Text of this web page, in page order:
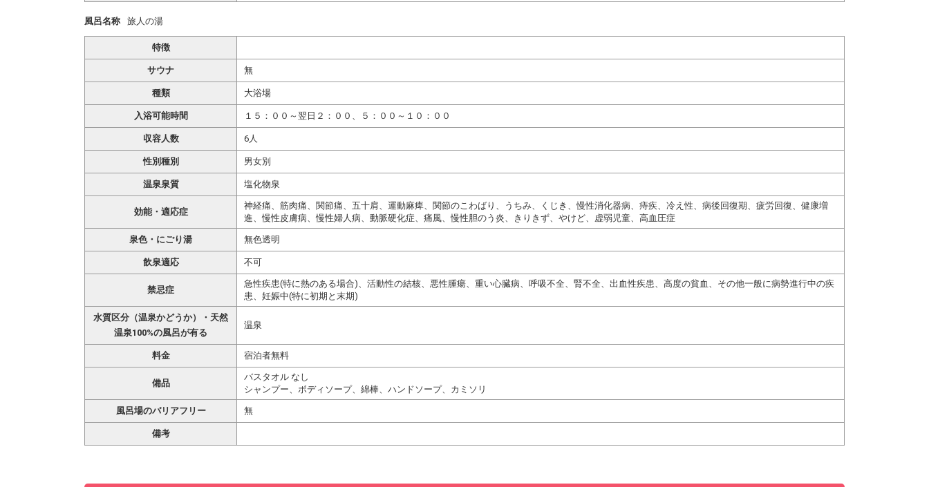
風呂名称 旅人の湯
特徴
サウナ 無
種類 大浴場
入浴可能時間 １５：００～翌日２：００、５：００～１０：００
収容人数 6人
性別種別 男女別
温泉泉質 塩化物泉
効能・適応症
神経痛、筋肉痛、関節痛、五十肩、運動麻痺、関節のこわばり、うちみ、くじき、慢性消化器病、痔疾、冷え性、病後回復期、疲労回復、健康増
進、慢性皮膚病、慢性婦人病、動脈硬化症、痛風、慢性胆のう炎、きりきず、やけど、虚弱児童、高血圧症
泉色・にごり湯 無色透明
飲泉適応 不可
禁忌症
急性疾患(特に熱のある場合)、活動性の結核、悪性腫瘍、重い心臓病、呼吸不全、腎不全、出血性疾患、高度の貧血、その他一般に病勢進行中の疾
患、妊娠中(特に初期と末期)
水質区分（温泉かどうか）・天然
温泉100%の風呂が有る
温泉
料金 宿泊者無料
備品
バスタオル なし
シャンプー、ボディソープ、綿棒、ハンドソープ、カミソリ
風呂場のバリアフリー 無
備考